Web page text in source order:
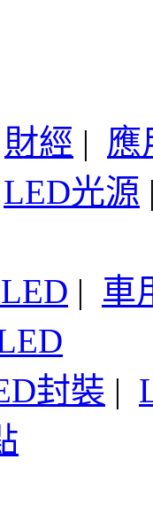
財經 | 應
LED光源
| 車
封裝 |